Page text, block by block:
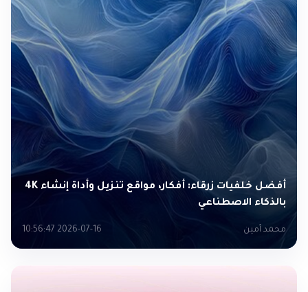
أفضل خلفيات زرقاء: أفكار، مواقع تنزيل وأداة إنشاء 4K
بالذكاء الاصطناعي
محمد أمين 2026-07-16 10:56:47